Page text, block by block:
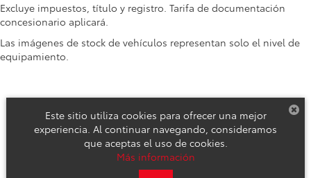
Excluye impuestos, título y registro. Tarifa de documentación
concesionario aplicará.
Las imágenes de stock de vehículos representan solo el nivel de
equipamiento.
Derechos de autor © 2026 por DealerOn Mapa del sitio
Este sitio utiliza cookies para ofrecer una mejor
experiencia. Al continuar navegando, consideramos
que aceptas el uso de cookies.
Más información